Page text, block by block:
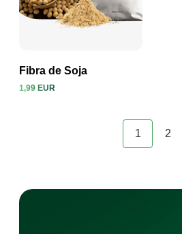
Fibra de Soja
1,99 EUR
1 2